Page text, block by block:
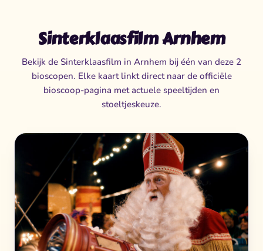
Sinterklaasfilm Arnhem
Bekijk de Sinterklaasfilm in Arnhem bij één van deze 2
bioscopen. Elke kaart linkt direct naar de officiële
bioscoop-pagina met actuele speeltijden en
stoeltjeskeuze.